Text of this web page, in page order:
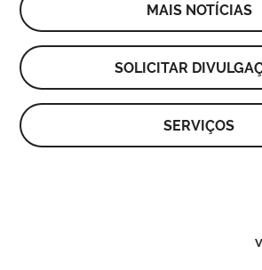
MAIS NOTÍCIAS
SOLICITAR
SERVIÇOS